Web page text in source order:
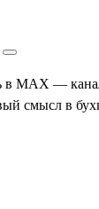
в MAX —
смысл в